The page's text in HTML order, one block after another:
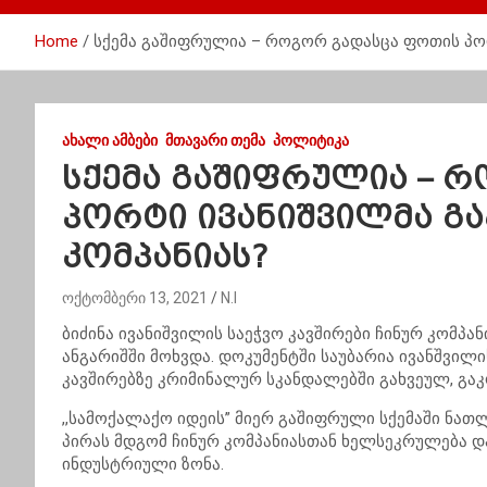
Home სქემა გაშიფრულია – როგორ გადასცა ფოთის
ᲐᲮᲐᲚᲘ ᲐᲛᲑᲔᲑᲘ ᲛᲗᲐᲕᲐᲠᲘ ᲗᲔᲛᲐ ᲞᲝᲚᲘᲢᲘᲙᲐ
სქემა გაშიფრულია –
პორტი ივანიშვილმა
კომპანიას?
ოქტომბერი 13, 2021 N.I
ბიძინა ივანიშვილის საეჭვო კავშირები ჩინურ
ანგარიშში მოხვდა. დოკუმენტში საუბარია
კავშირებზე კრიმინალურ სკანდალებში გახვეულ,
,,სამოქალაქო იდეის” მიერ გაშიფრული სქემაში
პირას მდგომ ჩინურ კომპანიასთან
ინდუსტრიული ზონა.